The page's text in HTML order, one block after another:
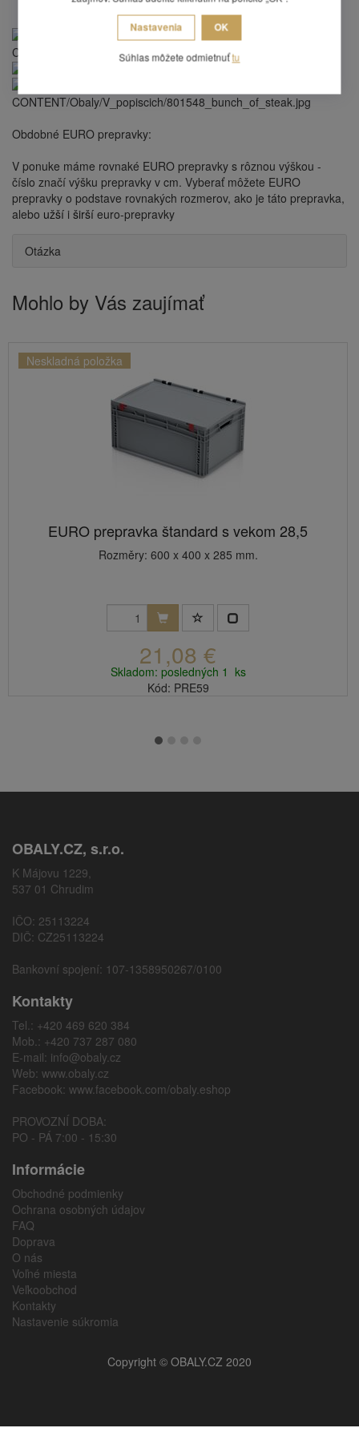
Obdobné EURO prepravky:
V ponuke máme rovnaké EURO prepravky s rôznou výškou -
číslo značí výšku prepravky v cm. Vyberať môžete EURO
prepravky o podstave rovnakých rozmerov, ako je táto prepravka,
alebo užší i širší euro-prepravky
Otázka
Mohlo by Vás zaujímať
Neskladná položka
EURO prepravka štandard s vekom 28,5
Rozměry: 600 x 400 x 285 mm.
21,08 €
Skladom: posledných 1 ks
Kód: PRE59
OBALY.CZ, s.r.o.
K Májovu 1229,
537 01 Chrudim
IČO: 25113224
DIČ: CZ25113224
Bankovní spojení: 107-1358950267/0100
Kontakty
Tel.: +420 469 620 384
Mob.: +420 737 287 080
E-mail: info@obaly.cz
Web: www.obaly.cz
Facebook: www.facebook.com/obaly.eshop
PROVOZNÍ DOBA:
PO - PÁ 7:00 - 15:30
Informácie
Obchodné podmienky
Ochrana osobných údajov
FAQ
Doprava
O nás
Voľné miesta
Veľkoobchod
Kontakty
Nastavenie súkromia
Copyright © OBALY.CZ 2020
Nastavenia OK
Súhlas môžete odmietnuťtu